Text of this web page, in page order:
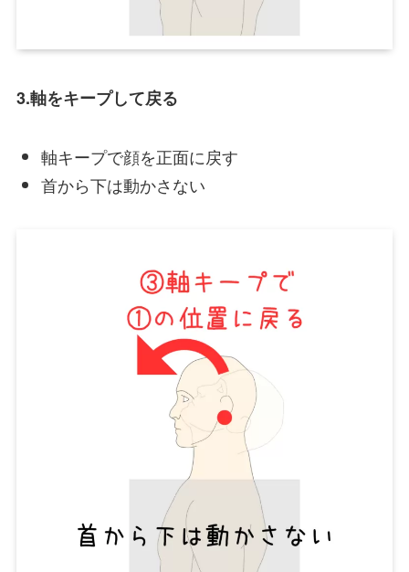
3.軸をキープして戻る
軸キープで顔を正面に戻す
首から下は動かさない